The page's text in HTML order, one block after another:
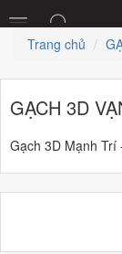
Trang chủ
GẠCH 3D
Gạch 3D Mạnh Trí